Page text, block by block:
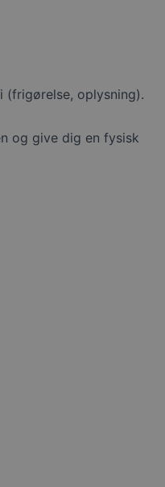
(frigørelse, oplysning).
og give dig en fysisk